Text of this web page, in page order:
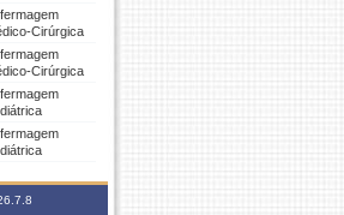
Cirúrgica
Cirúrgica